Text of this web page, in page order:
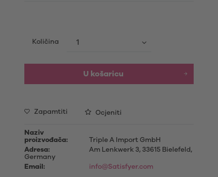
Količina
U košaricu
Zapamtiti Ocjeniti
Naziv
proizvođača:
Triple A Import GmbH
Adresa:
Am Lenkwerk 3, 33615 Bielefeld,
Germany
Email:
info@Satisfyer.com